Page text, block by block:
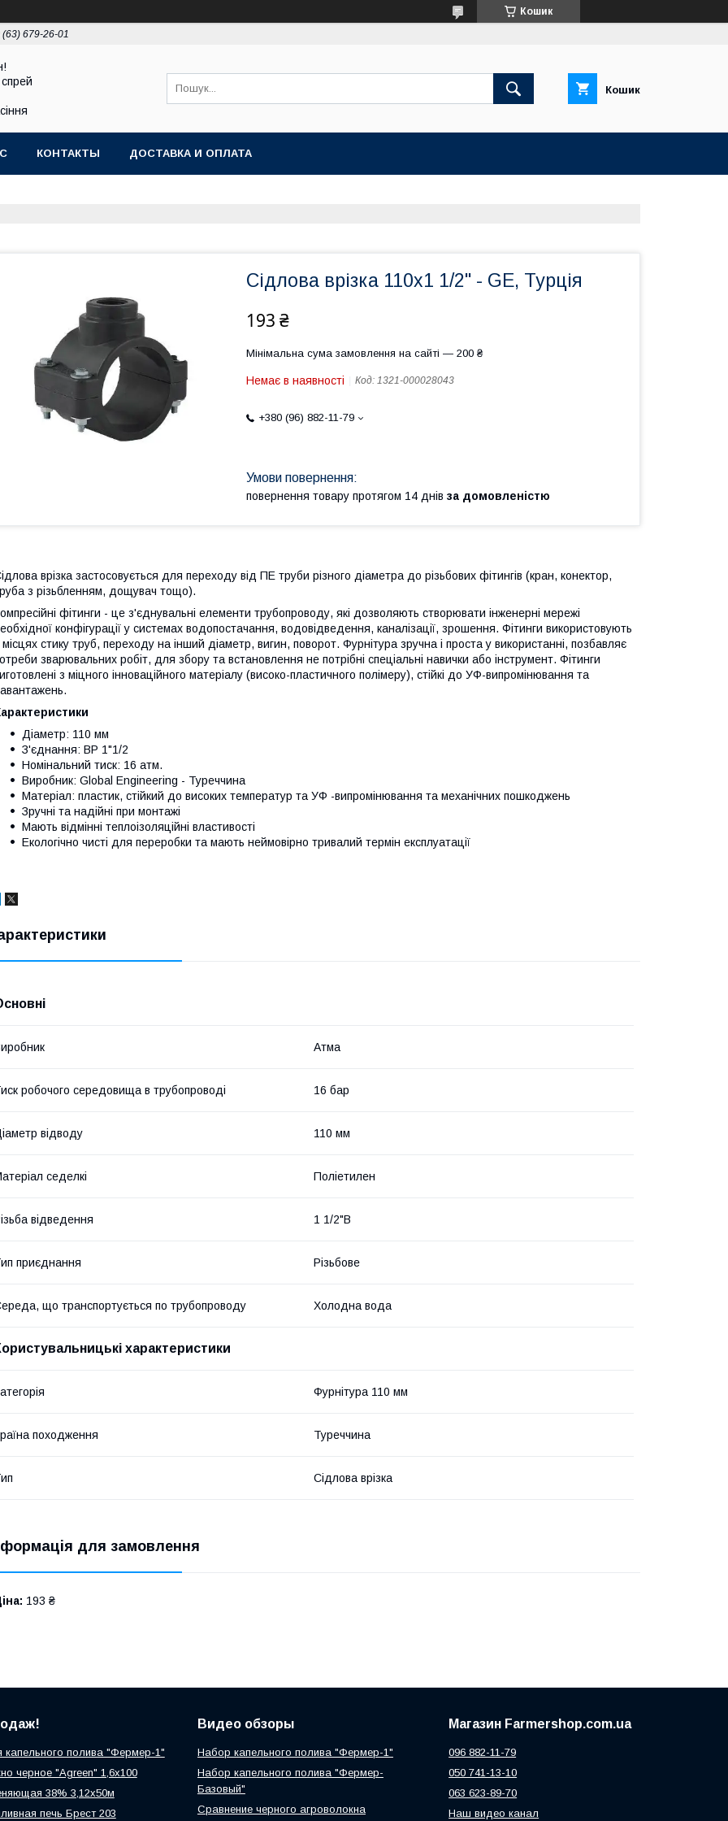
Кошик
(63) 679-26-01
Кошик
КОНТАКТЫ ДОСТАВКА И ОПЛАТА
Сідлова врізка 110x1 1/2" - GE, Турція
193 ₴
Мінімальна сума замовлення на сайті — 200 ₴
Немає в наявності Код: 1321-000028043
+380 (96) 882-11-79
повернення товару протягом 14 днів за домовленістю
врізка застосовується для переходу від ПЕ труби різного діаметра до різьбових фітингів (кран, конектор,
з різьбленням, дощувач тощо).
фітинги - це з'єднувальні елементи трубопроводу, які дозволяють створювати інженерні мережі
конфігурації у системах водопостачання, водовідведення, каналізації, зрошення. Фітинги використовують
місцях стику труб, переходу на інший діаметр, вигин, поворот. Фурнітура зручна і проста у використанні, позбавляє
зварювальних робіт, для збору та встановлення не потрібні спеціальні навички або інструмент. Фітинги
з міцного інноваційного матеріалу (високо-пластичного полімеру), стійкі до УФ-випромінювання та
Діаметр: 110 мм
З'єднання: ВР 1"1/2
Номінальний тиск: 16 атм.
Виробник: Global Engineering - Туреччина
Матеріал: пластик, стійкий до високих температур та УФ -випромінювання та механічних пошкоджень
Зручні та надійні при монтажі
Мають відмінні теплоізоляційні властивості
Екологічно чисті для переробки та мають неймовірно тривалий термін експлуатації
Атма
робочого середовища в трубопроводі 16 бар
відводу 110 мм
седелкі Поліетилен
відведення 1 1/2"В
приєднання Різьбове
що транспортується по трубопроводу Холодна вода
характеристики
Фурнітура 110 мм
походження Туреччина
Сідлова врізка
для замовлення
193 ₴
полива "Фермер-1"
черное "Agreen" 1,6х100
38% 3,12х50м
печь Брест 203
Видео обзоры
Набор капельного полива "Фермер-1"
Набор капельного полива "Фермер-
Базовый"
Сравнение черного агроволокна
Магазин Farmershop.com.ua
096 882-11-79
050 741-13-10
063 623-89-70
Наш видео канал